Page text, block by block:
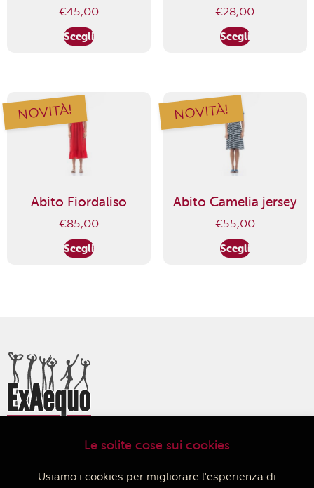
€45,00
Scegli
€28,00
Scegli
NOVITÀ!
Abito Fiordaliso
€85,00
Scegli
NOVITÀ!
Abito Camelia jersey
€55,00
Scegli
ExAequo Bottega del Mondo Cooperativa Sociale
40126 Bologna
Le solite cose sui cookies
Usiamo i cookies per migliorare l'esperienza di